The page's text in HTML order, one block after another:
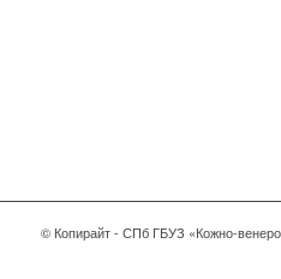
© Копирайт - СПб ГБУЗ «Кожно-